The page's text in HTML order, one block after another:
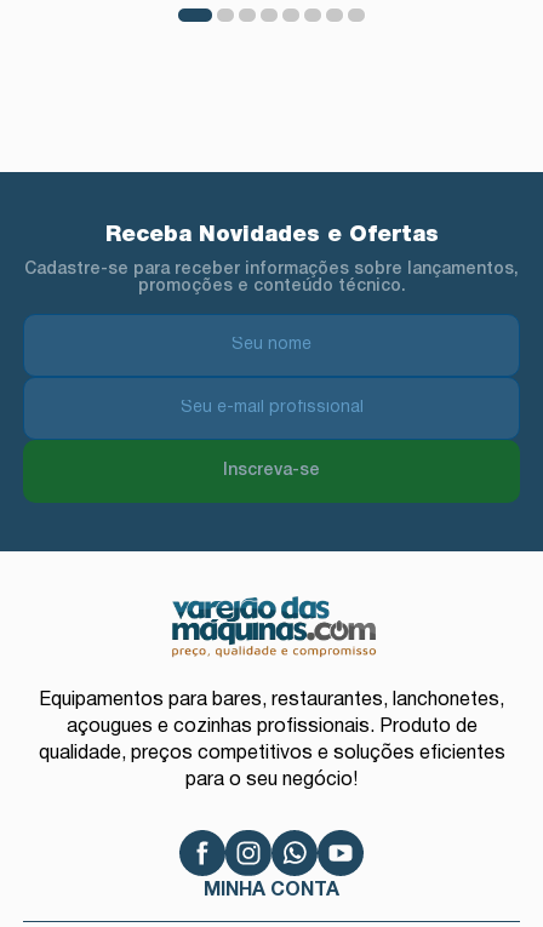
Receba Novidades e Ofertas
Cadastre-se para receber informações sobre lançamentos,
promoções e conteúdo técnico.
Inscreva-se
Equipamentos para bares, restaurantes, lanchonetes,
açougues e cozinhas profissionais. Produto de
qualidade, preços competitivos e soluções eficientes
para o seu negócio!
MINHA CONTA